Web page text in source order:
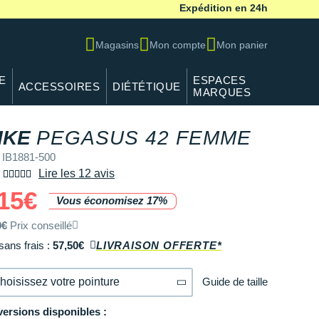
Expédition en 24h
Magasins Mon compte Mon panier
ACCESSOIRES DIÉTÉTIQUE
ESPACES
MARQUES
PEGASUS 42 FEMME
IB1881-500
Lire les 12 avis
Vous économisez 17%
Prix conseillé
frais : 57,50€ LIVRAISON OFFERTE*
votre pointure
36 Modèles similaires en stock
Guide de taille
disponibles :